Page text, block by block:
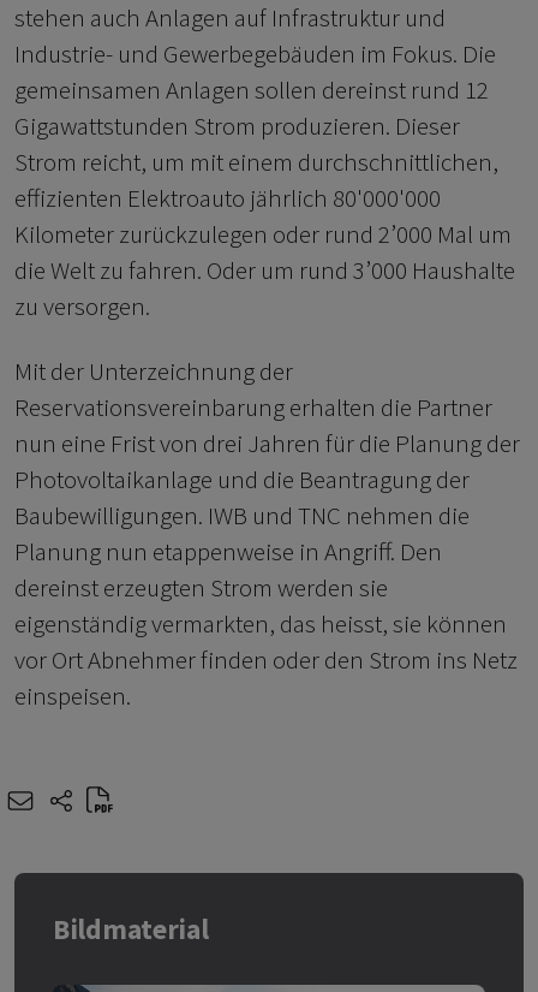
stehen auch Anlagen auf Infrastruktur und
Industrie- und Gewerbegebäuden im Fokus. Die
gemeinsamen Anlagen sollen dereinst rund 12
Gigawattstunden Strom produzieren. Dieser
Strom reicht, um mit einem durchschnittlichen,
effizienten Elektroauto jährlich 80'000'000
Kilometer zurückzulegen oder rund 2’000 Mal um
die Welt zu fahren. Oder um rund 3’000 Haushalte
zu versorgen.
Mit der Unterzeichnung der
Reservationsvereinbarung erhalten die Partner
nun eine Frist von drei Jahren für die Planung der
Photovoltaikanlage und die Beantragung der
Baubewilligungen. IWB und TNC nehmen die
Planung nun etappenweise in Angriff. Den
dereinst erzeugten Strom werden sie
eigenständig vermarkten, das heisst, sie können
vor Ort Abnehmer finden oder den Strom ins Netz
einspeisen.
e-mailshare-icons
Bildmaterial